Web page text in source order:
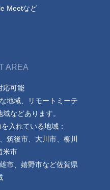
Meetなど
AREA
応可能
地域、リモートミーテ
などあります。
入れている地域：
筑後市、大川市、柳川
米市
市、嬉野市など佐賀県